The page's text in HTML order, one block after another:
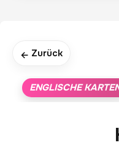
← Zurück
ENGLISCHE